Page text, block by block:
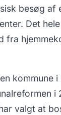
besøg af
Det
fra
kommune i
i
valgt at